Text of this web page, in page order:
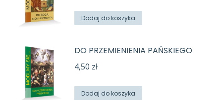
Dodaj do koszyka
DO PRZEMIENIENIA PAŃSKIEGO
4,50 zł
Dodaj do koszyka